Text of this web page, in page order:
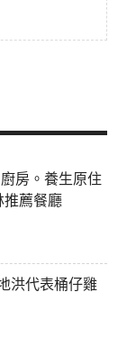
房。養生原住
推薦餐廳
洪代表桶仔雞